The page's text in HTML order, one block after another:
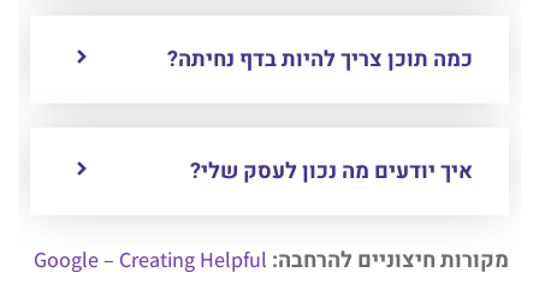
כמה תוכן צריך להיות בדף נחיתה?
איך יודעים מה נכון לעסק שלי?
מקורות חיצוניים להרחבה: Google – Creating Helpful